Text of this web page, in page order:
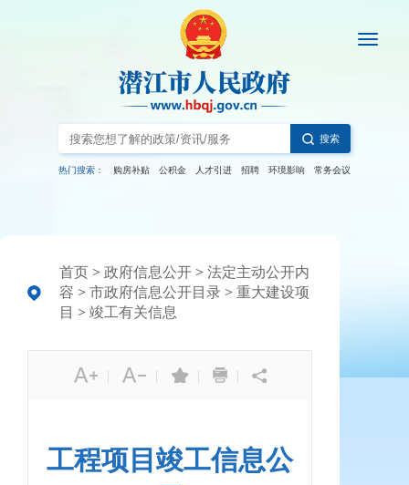
搜索
热门搜索： 购房补贴 公积金 人才引进 招聘 环境影响 常务会议
首页 > 政府信息公开 > 法定主动公开内
容 > 市政府信息公开目录 > 重大建设项
目 > 竣工有关信息
| | | |
工程项目竣工信息公